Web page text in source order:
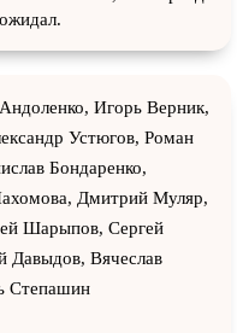
Игорь Верник,
Устюгов, Роман
Бондаренко,
Дмитрий Муляр,
Шарыпов, Сергей
Давыдов, Вячеслав
Степашин